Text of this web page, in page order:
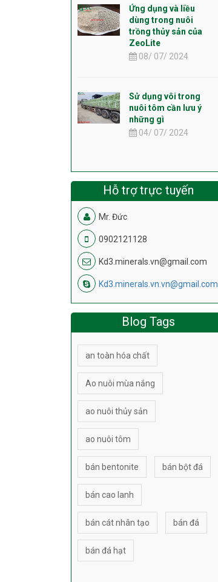
Ứng dụng và liều
dùng trong nuôi
trồng thủy sản của
ZeoLite
08/ 07/ 2024
Sử dụng vôi trong
nuôi tôm cần lưu ý
những gì
04/ 07/ 2024
Hỗ trợ trực tuyến
Mr. Đức
0902121128
Kd3.minerals.vn@gmail.com
Kd3.minerals.vn.vn@gmail.com
Blog Tags
an toàn hóa chất
Ao nuôi mùa nắng
ao nuôi thủy sản
ao nuôi tôm
bán bentonite bán bột đá
bán cao lanh
bán cát nhân tạo bán đá
bán đá hạt